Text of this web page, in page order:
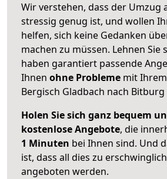
Wir verstehen, dass der Umzug
stressig genug ist, und wollen
helfen, sich keine Gedanken
machen zu müssen. Lehnen Sie
haben garantiert passende
Ihnen ohne Probleme mit
Bergisch Gladbach nach
Holen Sie sich ganz bequem
kostenlose Angebote, die
1 Minuten bei Ihnen sind. Und
ist, dass all dies zu
angeboten werden.